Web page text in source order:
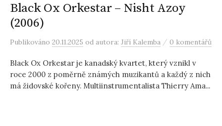
Black Ox Orkestar – Nisht Azoy
(2006)
Publikováno 20.11.2025 od autora: Jiří Kalemba / 0 komentářů
Black Ox Orkestar je kanadský kvartet, který vznikl v
roce 2000 z poměrně známých muzikantů a každý z nich
má židovské kořeny. Multiinstrumentalista Thierry Ama...